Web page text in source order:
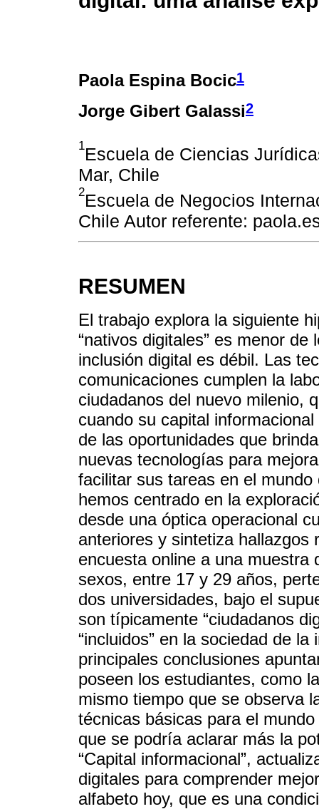
Paola Espina Bocic1
Jorge Gibert Galassi2
1Escuela de Ciencias
Mar, Chile
2Escuela de Negocios
Chile Autor referente:
RESUMEN
El trabajo explora la siguiente
“nativos digitales” es menor
inclusión digital es débil. Las
comunicaciones cumplen la
ciudadanos del nuevo milenio,
cuando su capital
de las oportunidades que
nuevas tecnologías para
facilitar sus tareas en el
hemos centrado en la
desde una óptica operacional
anteriores y sintetiza hallazgos
encuesta online a una muestra
sexos, entre 17 y 29 años,
dos universidades, bajo el
son típicamente “ciudadanos
“incluidos” en la sociedad de
principales conclusiones
poseen los estudiantes, como
mismo tiempo que se observa
técnicas básicas para el
que se podría aclarar más la
“Capital informacional”,
digitales para comprender
alfabeto hoy, que es una